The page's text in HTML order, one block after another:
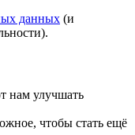
данных (и
нам улучшать
чтобы стать ещё